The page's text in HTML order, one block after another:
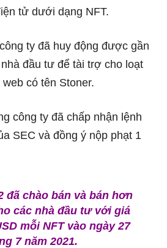
tử dưới dạng NFT.
ty đã huy động được gần
đầu tư để tài trợ cho loạt
có tên Stoner.
công ty đã chấp nhận lệnh
SEC và đồng ý nộp phạt 1
đã chào bán và bán hơn
các nhà đầu tư với giá
mỗi NFT vào ngày 27
7 năm 2021.